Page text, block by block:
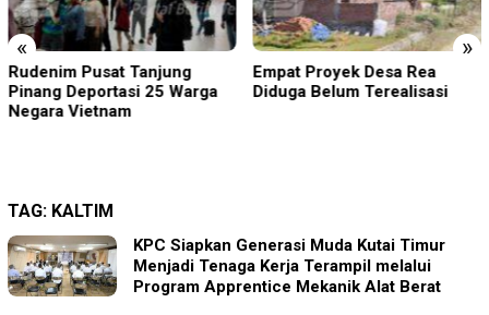
« »
Empat Proyek Desa Rea
Diduga Belum Terealisasi
Kapolsek Dentim
Pelepasan Purna
TAG: KALTIM
KPC Siapkan Generasi Muda Kutai Timur
Menjadi Tenaga Kerja Terampil melalui
Program Apprentice Mekanik Alat Berat